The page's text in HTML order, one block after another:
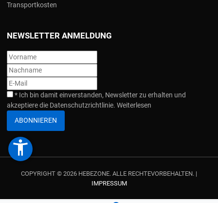
Transportkosten
NEWSLETTER ANMELDUNG
* Ich bin damit einverstanden, Newsletter zu erhalten und
akzeptiere die Datenschutzrichtlinie. Weiterlesen
ABONNIEREN
COPYRIGHT © 2026 HEBEZONE. ALLE RECHTEVORBEHALTEN. |
IMPRESSUM
accessibility_new